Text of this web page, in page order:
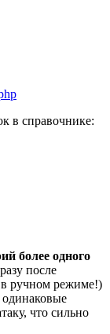
в справочнике:
более одного
после
в ручном режиме!)
что сильно